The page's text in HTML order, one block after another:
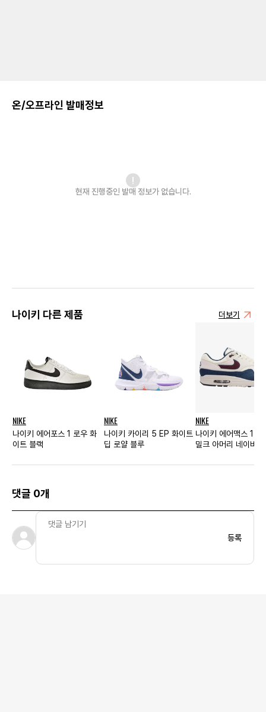
온/오프라인 발매정보
현재 진행중인 발매 정보가 없습니다.
나이키 다른 제품 더보기
NIKE
나이키 에어포스 1 로우 화
이트 블랙
NIKE
나이키 카이리 5 EP 화이트
딥 로얄 블루
NIKE
나이키 에어맥스 1 코
밀크 아머리 네이비
댓글 0개
등록